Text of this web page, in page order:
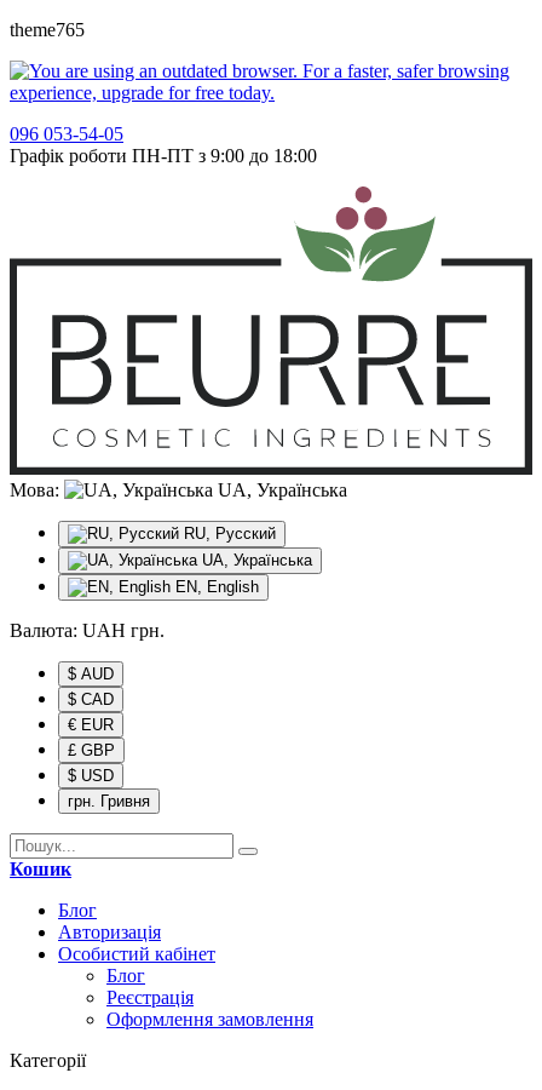
theme765
096 053-54-05
Графік роботи ПН-ПТ з 9:00 до 18:00
Мова: UA, Українська
RU, Русский
UA, Українська
EN, English
Валюта: UAH грн.
$ AUD
$ CAD
€ EUR
£ GBP
$ USD
грн. Гривня
Кошик
Блог
Авторизація
Особистий кабінет
Блог
Реєстрація
Оформлення замовлення
Категорії